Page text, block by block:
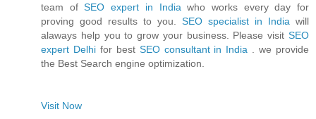
team ofSEO expert in Indiawho works every day for
proving good results to you. SEO specialist in India will
alaways help you to grow your business. Please visit SEO
expert Delhifor best SEO consultant in India . we provide
the Best Search engine optimization.
Visit Now